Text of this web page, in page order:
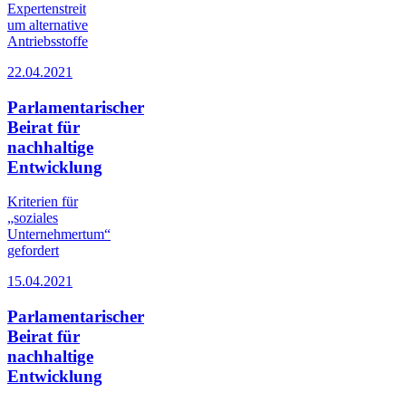
Expertenstreit
um alternative
Antriebsstoffe
22.04.2021
Parlamentarischer
Beirat für
nachhaltige
Entwicklung
Kriterien für
„soziales
Unternehmertum“
gefordert
15.04.2021
Parlamentarischer
Beirat für
nachhaltige
Entwicklung